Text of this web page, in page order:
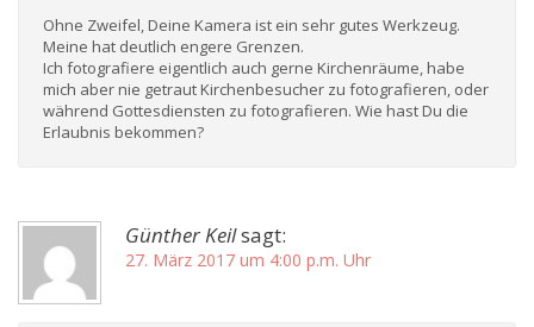
Ohne Zweifel, Deine Kamera ist ein sehr gutes Werkzeug.
Meine hat deutlich engere Grenzen.
Ich fotografiere eigentlich auch gerne Kirchenräume, habe
mich aber nie getraut Kirchenbesucher zu fotografieren, oder
während Gottesdiensten zu fotografieren. Wie hast Du die
Erlaubnis bekommen?
Günther Keilsagt:
27. März 2017 um 4:00 p.m. Uhr